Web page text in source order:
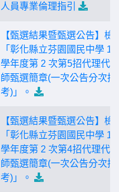
人員專業倫理指引
【甄選結果暨甄選公告】檢
「彰化縣立芬園國民中學
學年度第 2 次第5招代理代
師甄選簡章(一次公告分次招
考)」。
【甄選結果暨甄選公告】檢
「彰化縣立芬園國民中學
學年度第 2 次第4招代理代
師甄選簡章(一次公告分次招
考)」。